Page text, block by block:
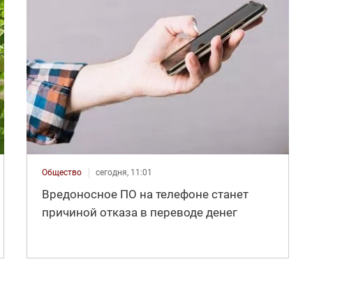
Общество сегодня, 11:01
Вредоносное ПО на телефоне станет
причиной отказа в переводе денег